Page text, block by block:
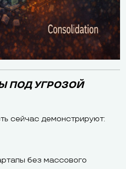
ПОД УГРОЗОЙ
сейчас демонстрируют:
без массового